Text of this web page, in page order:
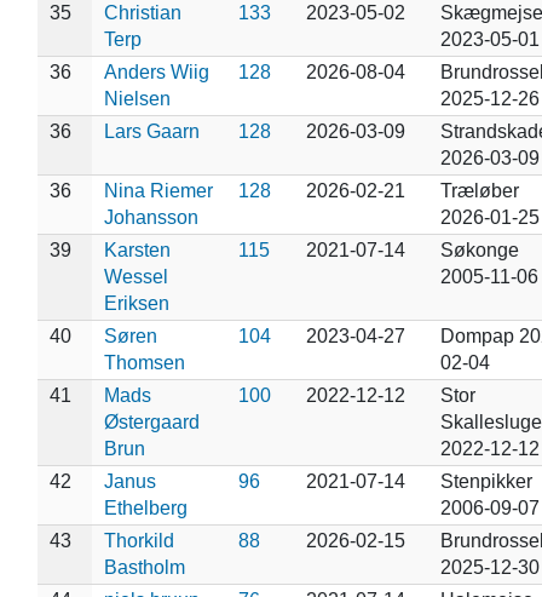
35
Christian
Terp
133 2023-05-02
Skægmejse
2023-05-01
36
Anders Wiig
Nielsen
128 2026-08-04
2025-12-26
36
Lars Gaarn 128 2026-03-09
2026-03-09
36
Nina Riemer
Johansson
128 2026-02-21
Træløber
2026-01-25
39
Karsten
Wessel
Eriksen
115 2021-07-14
Søkonge
2005-11-06
40
Søren
Thomsen
104 2023-04-27
Dompap
02-04
41
Mads
Østergaard
Brun
100 2022-12-12
Stor
2022-12-12
42
Janus
Ethelberg
96 2021-07-14
Stenpikker
2006-09-07
43
Thorkild
Bastholm
88 2026-02-15
2025-12-30